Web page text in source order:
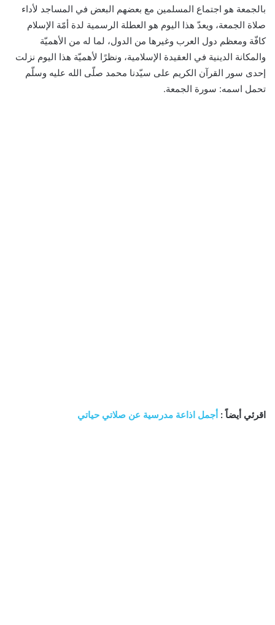
بالجمعة هو اجتماع المسلمين مع بعضهم البعض في المساجد لأداء
صلاة الجمعة، ويعدّ هذا اليوم هو العطلة الرسمية لدة أمّة الإسلام
كافّة ومعظم دول العرب وغيرها من الدول، لما له من الأهميّة
والمكانة الدينية في العقيدة الإسلامية، ونظرًا لأهميّة هذا اليوم نزلت
إحدى سور القرآن الكريم على سيّدنا محمد صلّى الله عليه وسلّم
تحمل اسمه: سورة الجمعة.
اقرئي أيضاً : أجمل اذاعة مدرسية عن صلاتي حياتي